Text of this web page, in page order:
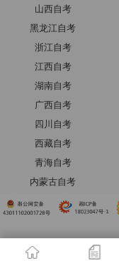
山西自考
黑龙江自考
浙江自考
江西自考
湖南自考
广西自考
四川自考
西藏自考
青海自考
内蒙古自考